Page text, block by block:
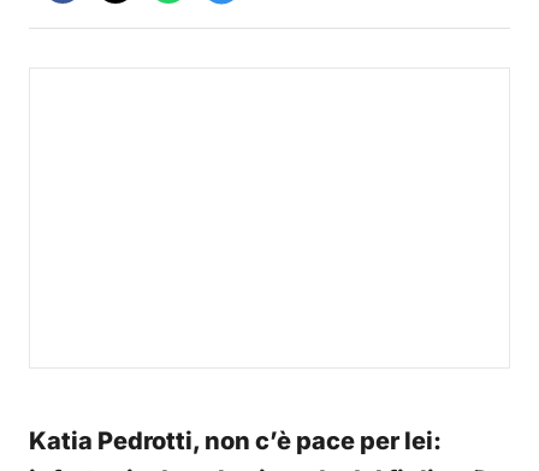
Katia Pedrotti, non c’è pace per lei: